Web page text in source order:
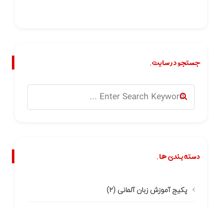
جستجو در سایت.
دسته بندی ها.
پکیج آموزش زبان آلمانی (۲)